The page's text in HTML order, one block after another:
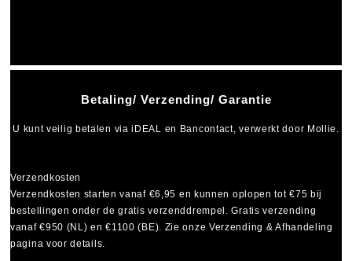
Betaling/ Verzending/ Garantie
U kunt veilig betalen viaiDEAL en Bancontact, verwerkt door Mollie.
Verzendkosten
Verzendkosten starten vanaf €6,95 en kunnen oplopen tot€75 bij
bestellingen onder de gratis verzenddrempel. Gratis verzending
vanaf €950 (NL) en €1100 (BE). Zie onze Verzending & Afhandeling
pagina voor details.